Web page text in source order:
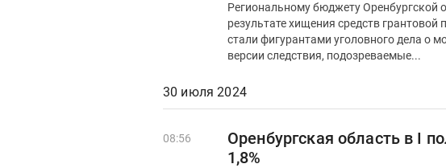
Региональному бюджету Оренбургской
результате хищения средств
стали фигурантами уголовного дела о
версии следствия, подозреваемые...
30 июля 2024
08:56
Оренбургская область в I
1,8%